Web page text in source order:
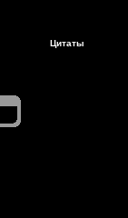
Цитаты